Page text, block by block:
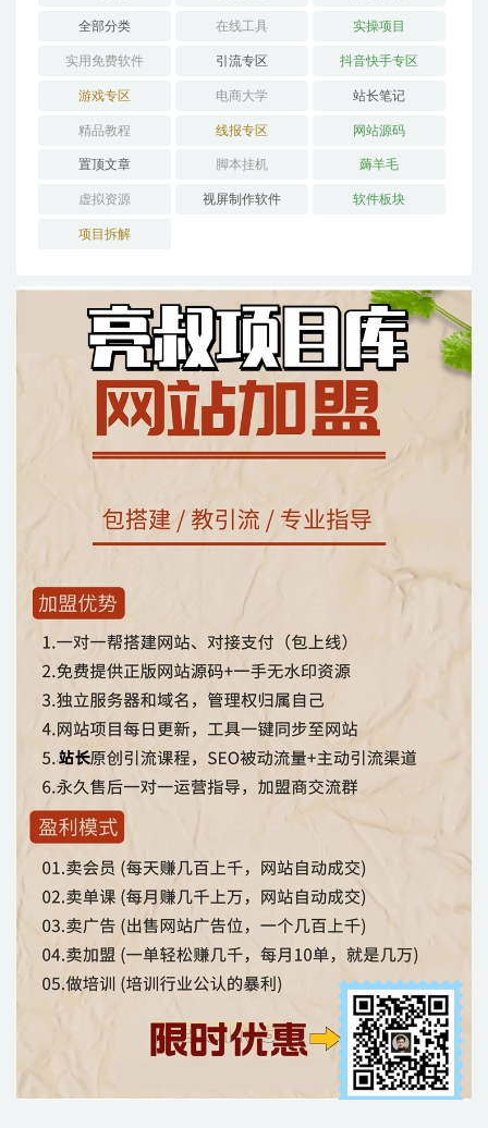
全部分类 在线工具 实操项目
实用免费软件 引流专区 抖音快手专区
游戏专区 电商大学 站长笔记
精品教程 线报专区 网站源码
置顶文章 脚本挂机 薅羊毛
虚拟资源 视屏制作软件 软件板块
项目拆解